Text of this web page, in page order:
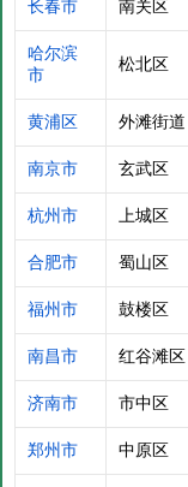
长春市 南关区
哈尔滨
市
松北区
黄浦区 外滩街道
南京市 玄武区
杭州市 上城区
合肥市 蜀山区
福州市 鼓楼区
南昌市 红谷滩区
济南市 市中区
郑州市 中原区